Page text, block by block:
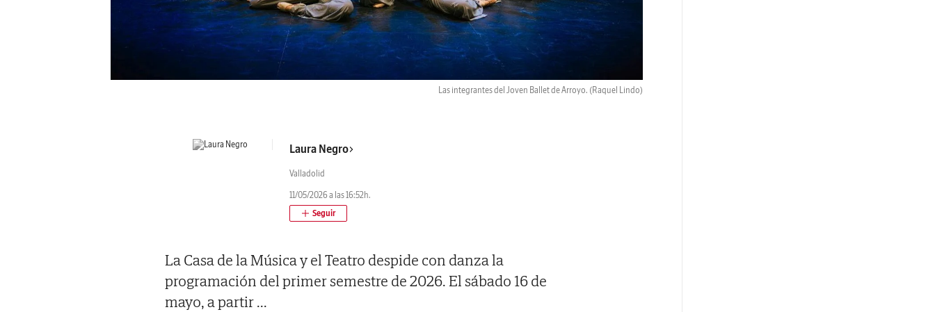
Las integrantes del Joven Ballet de Arroyo. (Raquel Lindo)
Laura Negro
Valladolid
11/05/2026 a las 16:52h.
La Casa de la Música y el Teatro despide con danza la
programación del primer semestre de 2026. El sábado 16 de
mayo, a partir...